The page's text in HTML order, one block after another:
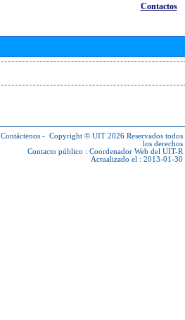
Contactos
Contáctenos - Copyright © UIT 2026 Reservados todos
los derechos
Contacto público : Coordenador Web del UIT-R
Actualizado el : 2013-01-30